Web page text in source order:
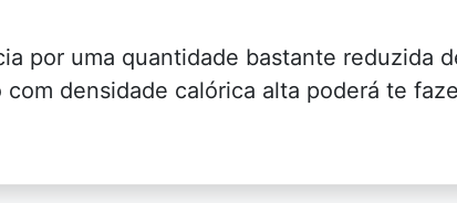
por uma quantidade bastante reduzida
densidade calórica alta poderá te